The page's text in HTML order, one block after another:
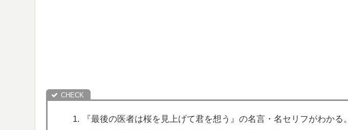
『最後の医者は桜を見上げて君を想う』の名言・名セリフがわかる。